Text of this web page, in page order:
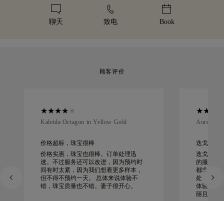
内退货或换货。
盒中，精美包装，静候重要时刻。
聊天 致电 Book
顾客评价
Kaleida Octagon in Yellow Gold
价格超标，珠宝很棒
价格实惠，珠宝也很棒。订单处理迅
速。不过服务还可以改进，因为预约时
间有时太紧，因为我们想看更多样本，
但不得不预约一天。 总体来说体验不
错，珠宝质量也不错。妻子很开心。
Aurelle in
迭戈工作
迭戈为我
的服务、
都非同寻
处，一切
体验非常
丽且制作